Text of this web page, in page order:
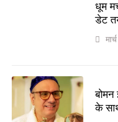
धूम
डेट
बोमन
के